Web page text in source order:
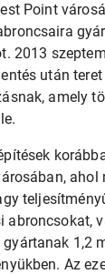
Point
2013
után
amely
ahol
abroncsokat,
1,2
Az